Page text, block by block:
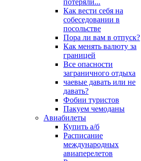
Как вести себя на
собеседовании в
посольстве
Пора ли вам в отпуск?
Как менять валюту за
границей
Все опасности
заграничного отдыха
чаевые давать или не
давать?
Фобии туристов
Пакуем чемоданы
Авиабилеты
Купить а/б
Расписание
международных
авиаперелетов